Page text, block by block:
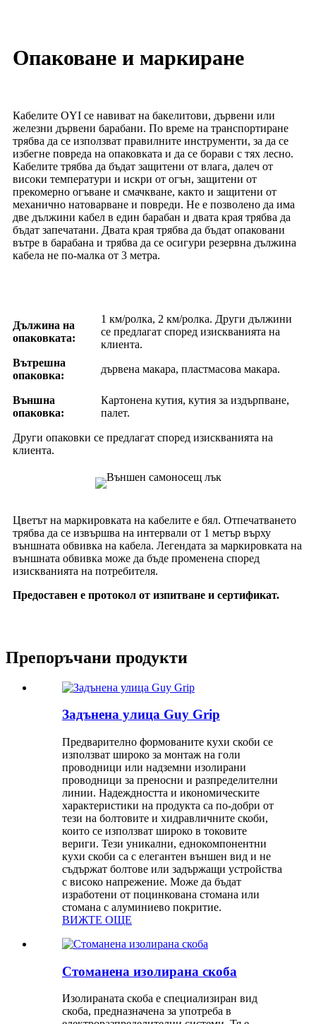
Опаковане и маркиране
Кабелите OYI се навиват на бакелитови, дървени или
железни дървени барабани. По време на транспортиране
трябва да се използват правилните инструменти, за да се
избегне повреда на опаковката и да се борави с тях лесно.
Кабелите трябва да бъдат защитени от влага, далеч от
високи температури и искри от огън, защитени от
прекомерно огъване и смачкване, както и защитени от
механично натоварване и повреди. Не е позволено да има
две дължини кабел в един барабан и двата края трябва да
бъдат запечатани. Двата края трябва да бъдат опаковани
вътре в барабана и трябва да се осигури резервна дължина
кабела не по-малка от 3 метра.
Дължина на
опаковката:
1 км/ролка, 2 км/ролка. Други дължини
се предлагат според изискванията на
клиента.
Вътрешна
опаковка:
дървена макара, пластмасова макара.
Външна
опаковка:
Картонена кутия, кутия за издърпване,
палет.
Други опаковки се предлагат според изискванията на
клиента.
Цветът на маркировката на кабелите е бял. Отпечатването
трябва да се извършва на интервали от 1 метър върху
външната обвивка на кабела. Легендата за маркировката на
външната обвивка може да бъде променена според
изискванията на потребителя.
Предоставен е протокол от изпитване и сертификат.
Препоръчани продукти
Задънена улица Guy Grip
Предварително формованите кухи скоби се
използват широко за монтаж на голи
проводници или надземни изолирани
проводници за преносни и разпределителни
линии. Надеждността и икономическите
характеристики на продукта са по-добри от
тези на болтовите и хидравличните скоби,
които се използват широко в токовите
вериги. Тези уникални, еднокомпонентни
кухи скоби са с елегантен външен вид и не
съдържат болтове или задържащи устройства
с високо напрежение. Може да бъдат
изработени от поцинкована стомана или
стомана с алуминиево покритие.
ВИЖТЕ ОЩЕ
Стоманена изолирана скоба
Изолираната скоба е специализиран вид
скоба, предназначена за употреба в